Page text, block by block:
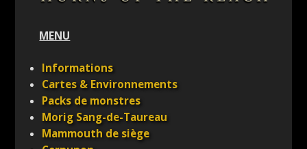
MENU
Informations
Cartes & Environnements
Packs de monstres
Morig Sang-de-Taureau
Mammouth de siège